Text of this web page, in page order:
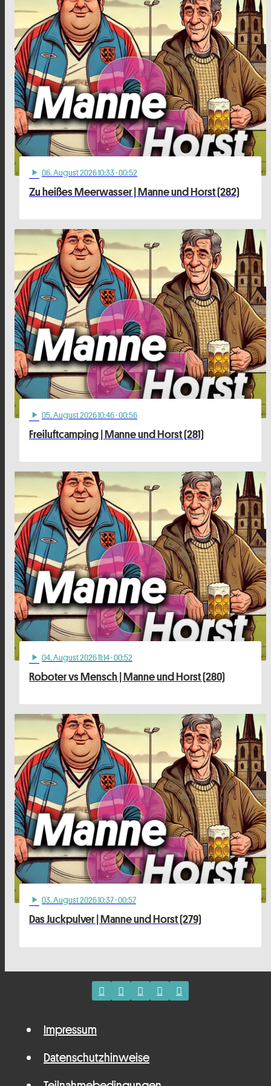
play_arrow 06. August 2026 10:33· 00:52
Zu heißes Meerwasser | Manne und Horst (282)
play_arrow 05. August 2026 10:46· 00:56
Freiluftcamping | Manne und Horst (281)
play_arrow 04. August 2026 11:14· 00:52
Roboter vs Mensch | Manne und Horst (280)
play_arrow 03. August 2026 10:37· 00:57
Das Juckpulver | Manne und Horst (279)
Impressum
Datenschutzhinweise